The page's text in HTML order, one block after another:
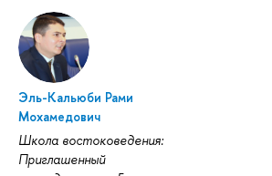
Эль-Кальюби Рами
Мохамедович
Школа востоковедения:
Приглашенный